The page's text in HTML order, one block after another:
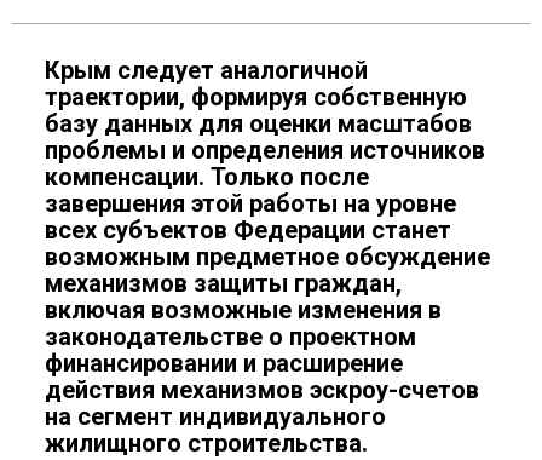
Крым следует аналогичной
траектории, формируя собственную
базу данных для оценки масштабов
проблемы и определения источников
компенсации. Только после
завершения этой работы на уровне
всех субъектов Федерации станет
возможным предметное обсуждение
механизмов защиты граждан,
включая возможные изменения в
законодательстве о проектном
финансировании и расширение
действия механизмов эскроу-счетов
на сегмент индивидуального
жилищного строительства.